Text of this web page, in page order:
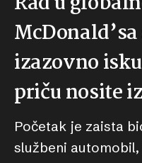
izazovno
priču nosite
Početak je zaista
službeni